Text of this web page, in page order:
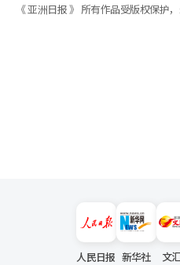
《 亚洲日报 》 所有作品受版权保护
人民日报 新华社 文